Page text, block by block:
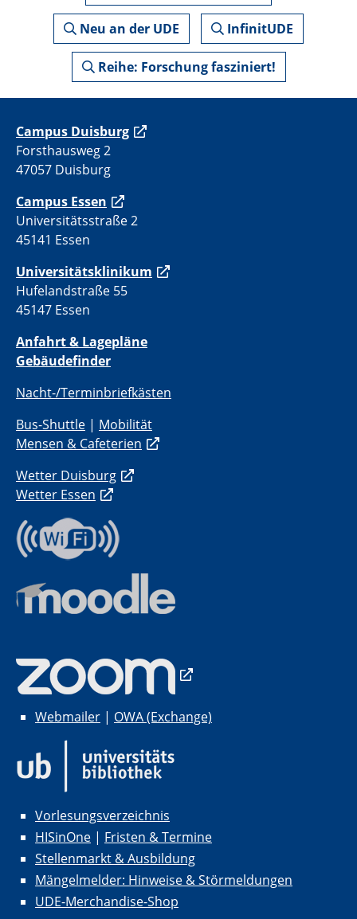
Neu an der UDE InfinitUDE
Reihe: Forschung fasziniert!
Campus Duisburg
Forsthausweg 2
47057 Duisburg
Campus Essen
Universitätsstraße 2
45141 Essen
Universitätsklinikum
Hufelandstraße 55
45147 Essen
Anfahrt & Lagepläne
Gebäudefinder
Nacht-/Terminbriefkästen
Bus-Shuttle | Mobilität
Mensen & Cafeterien
Wetter Duisburg
Wetter Essen
Webmailer | OWA (Exchange)
Vorlesungsverzeichnis
HISinOne | Fristen & Termine
Stellenmarkt & Ausbildung
Mängelmelder: Hinweise & Störmeldungen
UDE-Merchandise-Shop